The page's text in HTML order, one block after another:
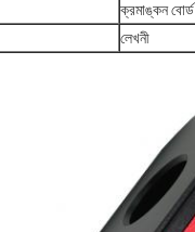
ক্রমাঙ্কন বোর্ড
লেখনী